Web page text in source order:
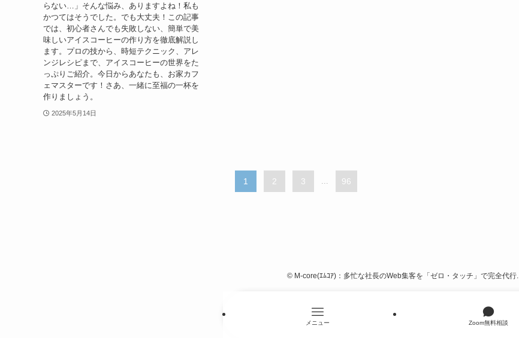
らない…」そんな悩み、ありますよね！私も
かつてはそうでした。でも大丈夫！この記事
では、初心者さんでも失敗しない、簡単で美
味しいアイスコーヒーの作り方を徹底解説し
ます。プロの技から、時短テクニック、アレ
ンジレシピまで、アイスコーヒーの世界をた
っぷりご紹介。今日からあなたも、お家カフ
ェマスターです！さあ、一緒に至福の一杯を
作りましょう。
2025年5月14日
1 2 3 96
© M-core(ｴﾑｺｱ)：多忙な社長のWeb集客を「ゼロ・タッチ」で完全代行.
メニュー Zoom無料相談